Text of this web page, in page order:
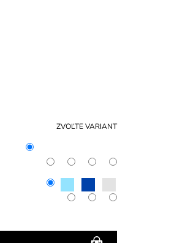
ZVOĽTE VARIANT